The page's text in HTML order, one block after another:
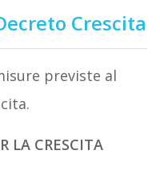
Crescita
previste al
LA CRESCITA